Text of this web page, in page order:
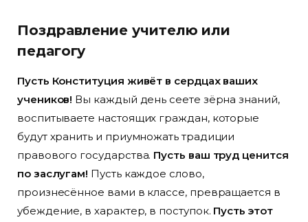
Поздравление учителю или
педагогу
Пусть Конституция живёт в сердцах ваших
учеников! Вы каждый день сеете зёрна знаний,
воспитываете настоящих граждан, которые
будут хранить и приумножать традиции
правового государства. Пусть ваш труд ценится
по заслугам! Пусть каждое слово,
произнесённое вами в классе, превращается в
убеждение, в характер, в поступок. Пусть этот